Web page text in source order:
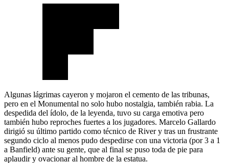
Algunas lágrimas cayeron y mojaron el cemento de las tribunas,
pero en el Monumental no solo hubo nostalgia, también rabia. La
despedida del ídolo, de la leyenda, tuvo su carga emotiva pero
también hubo reproches fuertes a los jugadores. Marcelo Gallardo
dirigió su último partido como técnico de River y tras un frustrante
segundo ciclo al menos pudo despedirse con una victoria (por 3 a 1
a Banfield) ante su gente, que al final se puso toda de pie para
aplaudir y ovacionar al hombre de la estatua.